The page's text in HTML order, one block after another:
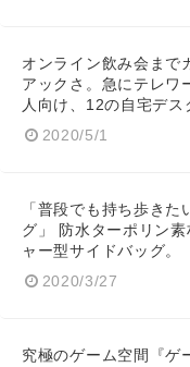
オンライン飲み会まで
アックさ。急にテレワ
人向け、12の自宅デス
2020/5/1
「普段でも持ち歩きた
グ」 防水ターポリン
ャー型サイドバッグ。
2020/3/27
究極のゲーム空間『ゲ